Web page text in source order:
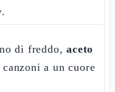
di freddo,aceto
a un cuore